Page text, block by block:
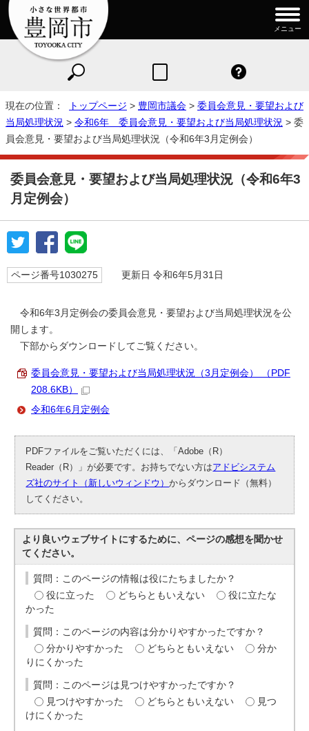
メニュー
現在の位置： トップページ > 豊岡市議会 > 委員会意見・要望および
当局処理状況 > 令和6年 委員会意見・要望および当局処理状況 > 委
員会意見・要望および当局処理状況（令和6年3月定例会）
委員会意見・要望および当局処理状況（令和6年3
月定例会）
ページ番号1030275 更新日 令和6年5月31日
令和6年3月定例会の委員会意見・要望および当局処理状況を公
開します。
下部からダウンロードしてご覧ください。
委員会意見・要望および当局処理状況（3月定例会） （PDF
208.6KB）
令和6年6月定例会
PDFファイルをご覧いただくには、「Adobe（R）
Reader（R）」が必要です。お持ちでない方はアドビシステム
ズ社のサイト（新しいウィンドウ）からダウンロード（無料）
してください。
より良いウェブサイトにするために、ページの感想を聞かせ
てください。
質問：このページの情報は役にたちましたか？
役に立った
どちらともいえない
役に立たな
かった
質問：このページの内容は分かりやすかったですか？
分かりやすかった
どちらともいえない
分か
りにくかった
質問：このページは見つけやすかったですか？
見つけやすかった
どちらともいえない
見つ
けにくかった